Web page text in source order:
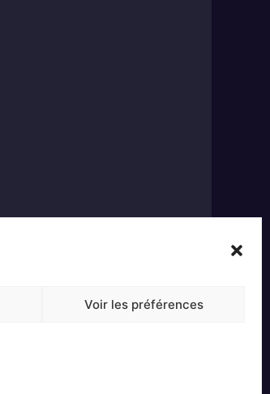
Voir les préférences